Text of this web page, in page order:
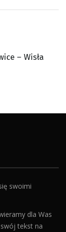
– Wisła
swoimi
dla Was
tekst na